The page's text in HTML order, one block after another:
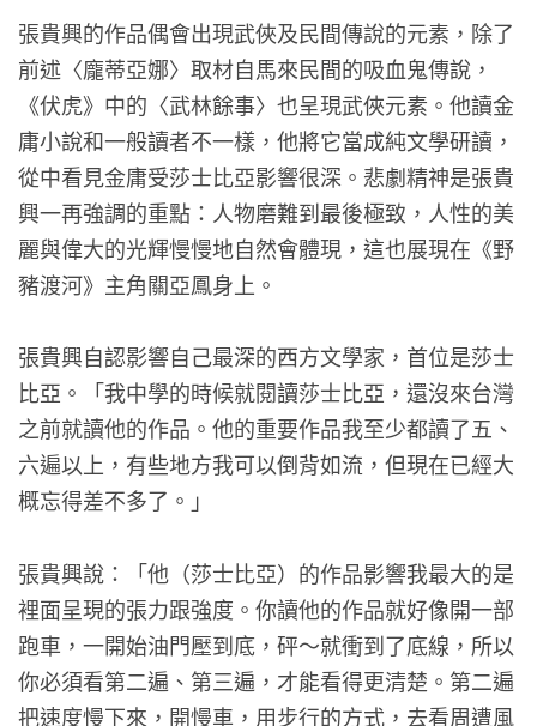
張貴興的作品偶會出現武俠及民間傳說的元素，除了
前述〈龐蒂亞娜〉取材自馬來民間的吸血鬼傳說，
《伏虎》中的〈武林餘事〉也呈現武俠元素。他讀金
庸小說和一般讀者不一樣，他將它當成純文學研讀，
從中看見金庸受莎士比亞影響很深。悲劇精神是張貴
興一再強調的重點：人物磨難到最後極致，人性的美
麗與偉大的光輝慢慢地自然會體現，這也展現在《野
豬渡河》主角關亞鳳身上。
張貴興自認影響自己最深的西方文學家，首位是莎士
比亞。「我中學的時候就閱讀莎士比亞，還沒來台灣
之前就讀他的作品。他的重要作品我至少都讀了五、
六遍以上，有些地方我可以倒背如流，但現在已經大
概忘得差不多了。」
張貴興說：「他（莎士比亞）的作品影響我最大的是
裡面呈現的張力跟強度。你讀他的作品就好像開一部
跑車，一開始油門壓到底，砰～就衝到了底線，所以
你必須看第二遍、第三遍，才能看得更清楚。第二遍
把速度慢下來，開慢車，用步行的方式，去看周遭風